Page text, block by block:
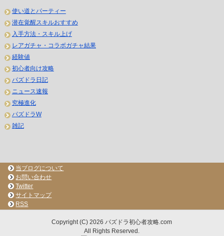
使い道とパーティー
潜在覚醒スキルおすすめ
入手方法・スキル上げ
レアガチャ・コラボガチャ結果
経験値
初心者向け攻略
パズドラ日記
ニュース速報
究極進化
パズドラW
雑記
当ブログについて
お問い合わせ
Twitter
サイトマップ
RSS
Copyright (C) 2026 パズドラ初心者攻略.com
All Rights Reserved.